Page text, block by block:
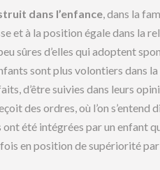
dans l’enfance, dans la
et à la position égale dans la
sûres d’elles qui adoptent
sont plus volontiers dans
d’être suivies dans leurs
des ordres, où l’on s’entend
été intégrées par un enfant
en position de supériorité